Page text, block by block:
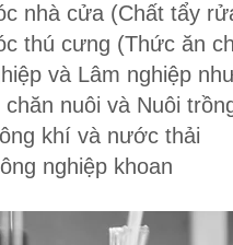
nhà cửa (Chất tẩy
thú cưng (Thức ăn
và Lâm nghiệp
nuôi và Nuôi
khí và nước thải
nghiệp khoan